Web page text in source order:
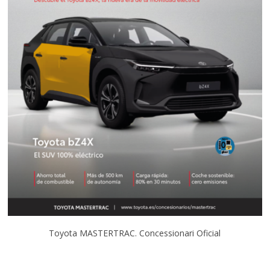
Toyota MASTERTRAC. Concessionari Oficial